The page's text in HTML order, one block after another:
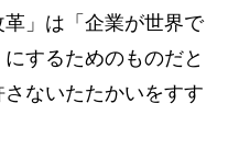
」は「企業が世界で
するためのものだと
ないたたかいをすす